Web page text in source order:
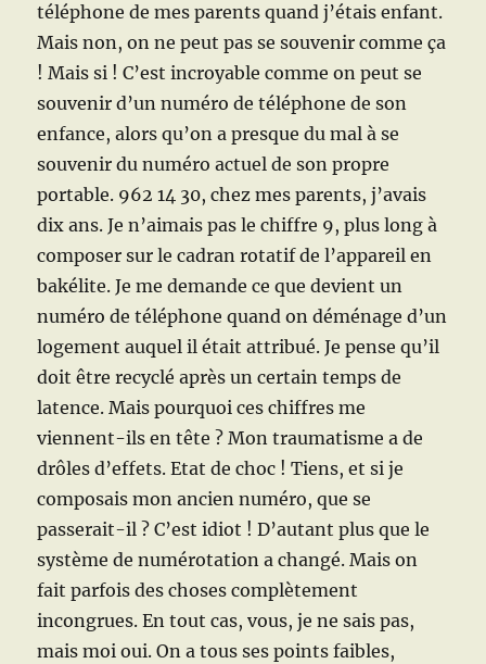
téléphone de mes parents quand j’étais enfant.
Mais non, on ne peut pas se souvenir comme ça
! Mais si ! C’est incroyable comme on peut se
souvenir d’un numéro de téléphone de son
enfance, alors qu’on a presque du mal à se
souvenir du numéro actuel de son propre
portable. 962 14 30, chez mes parents, j’avais
dix ans. Je n’aimais pas le chiffre 9, plus long à
composer sur le cadran rotatif de l’appareil en
bakélite. Je me demande ce que devient un
numéro de téléphone quand on déménage d’un
logement auquel il était attribué. Je pense qu’il
doit être recyclé après un certain temps de
latence. Mais pourquoi ces chiffres me
viennent-ils en tête ? Mon traumatisme a de
drôles d’effets. Etat de choc ! Tiens, et si je
composais mon ancien numéro, que se
passerait-il ? C’est idiot ! D’autant plus que le
système de numérotation a changé. Mais on
fait parfois des choses complètement
incongrues. En tout cas, vous, je ne sais pas,
mais moi oui. On a tous ses points faibles,